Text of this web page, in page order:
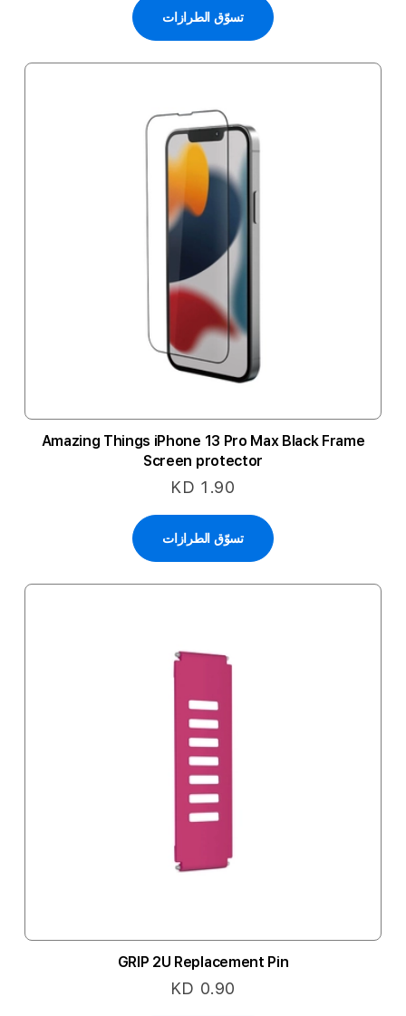
تسوّق الطرازات
Amazing Things iPhone 13 Pro Max Black Frame
Screen protector
KD 1.90
تسوّق الطرازات
GRIP 2U Replacement Pin
KD 0.90